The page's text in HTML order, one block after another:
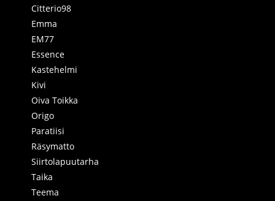
Citterio98
Emma
EM77
Essence
Kastehelmi
Kivi
Oiva Toikka
Origo
Paratiisi
Räsymatto
Siirtolapuutarha
Taika
Teema